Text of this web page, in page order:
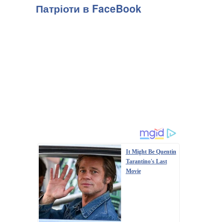
Патріоти в FaceBook
It Might Be Quentin
Tarantino's Last
Movie